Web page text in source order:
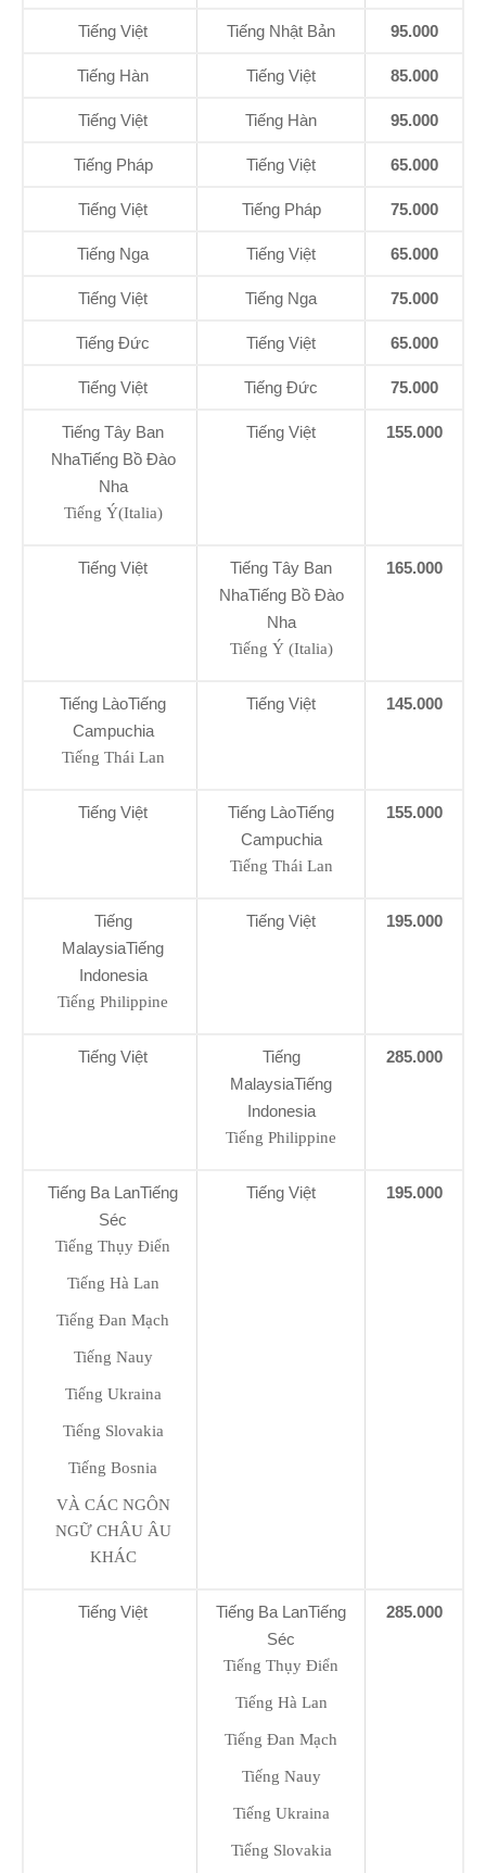
Tiếng Việt Tiếng Nhật Bản 95.000
Tiếng Hàn Tiếng Việt 85.000
Tiếng Việt Tiếng Hàn 95.000
Tiếng Pháp Tiếng Việt 65.000
Tiếng Việt Tiếng Pháp 75.000
Tiếng Nga Tiếng Việt 65.000
Tiếng Việt Tiếng Nga 75.000
Tiếng Đức Tiếng Việt 65.000
Tiếng Việt Tiếng Đức 75.000
Tiếng Tây Ban
NhaTiếng Bồ Đào
Nha
Tiếng Ý(Italia)
Tiếng Việt 155.000
Tiếng Việt
Tiếng Tây Ban
NhaTiếng Bồ Đào
Nha
Tiếng Ý (Italia)
165.000
Tiếng LàoTiếng
Campuchia
Tiếng Thái Lan
Tiếng Việt 145.000
Tiếng Việt
Tiếng LàoTiếng
Campuchia
Tiếng Thái Lan
155.000
Tiếng
MalaysiaTiếng
Indonesia
Tiếng Philippine
Tiếng Việt 195.000
Tiếng Việt
Tiếng
MalaysiaTiếng
Indonesia
Tiếng Philippine
285.000
Tiếng Ba LanTiếng
Séc
Tiếng Thụy Điển
Tiếng Hà Lan
Tiếng Đan Mạch
Tiếng Nauy
Tiếng Ukraina
Tiếng Slovakia
Tiếng Bosnia
VÀ CÁC NGÔN
NGỮ CHÂU ÂU
KHÁC
Tiếng Việt 195.000
Tiếng Việt
Tiếng Ba LanTiếng
Séc
Tiếng Thụy Điển
Tiếng Hà Lan
Tiếng Đan Mạch
Tiếng Nauy
Tiếng Ukraina
Tiếng Slovakia
285.000